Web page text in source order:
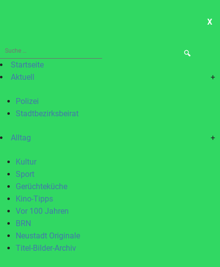
X
Suche
nach:Startseite
Aktuell
+
Polizei
Stadtbezirksbeirat
Alltag +
Kultur
Sport
Gerüchteküche
Kino-Tipps
Vor 100 Jahren
BRN
Neustadt Originale
Titel-Bilder-Archiv